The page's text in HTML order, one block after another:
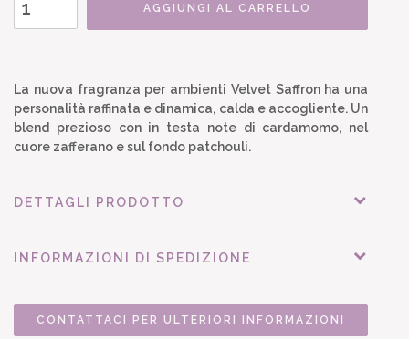
AGGIUNGI AL CARRELLO
La nuova fragranza per ambienti Velvet Saffron ha una
personalità raffinata e dinamica, calda e accogliente. Un
blend prezioso con in testa note di cardamomo, nel
cuore zafferano e sul fondo patchouli.
DETTAGLI PRODOTTO
INFORMAZIONI DI SPEDIZIONE
CONTATTACI PER ULTERIORI INFORMAZIONI